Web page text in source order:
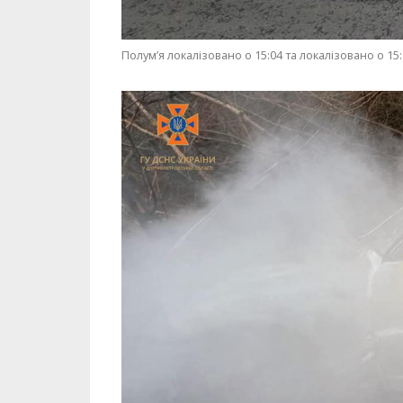
Полум’я локалізовано о 15:04 та локалізовано о